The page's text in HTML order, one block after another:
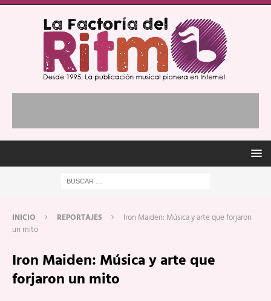
INICIO REPORTAJES
Iron Maiden: Música y arte que forjaron
un mito
Iron Maiden: Música y arte que
forjaron un mito